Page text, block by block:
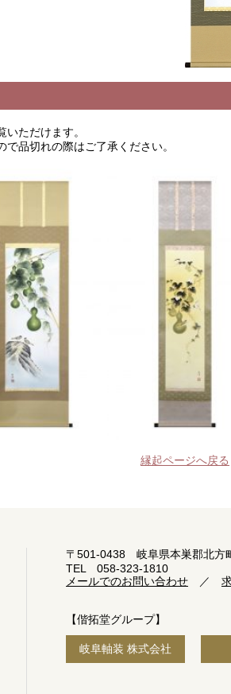
ただけます。
品切れの際はご了承ください。
縁起ページへ戻る
〒501-0438 岐阜県本巣郡北方
TEL 058-323-1810
メールでのお問い合わせ ／
【偕拓堂グループ】
岐阜軸装 株式会社